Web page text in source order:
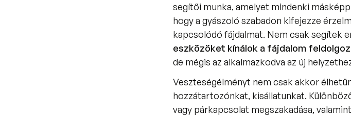
segítői munka, amelyet mindenki
hogy a gyászoló szabadon kifejezze
kapcsolódó fájdalmat. Nem csak segítek
eszközöket kínálok a fájdalom
de mégis az alkalmazkodva az új
Veszteségélményt nem csak akkor
hozzátartozónkat, kisállatunkat.
vagy párkapcsolat megszakadása,